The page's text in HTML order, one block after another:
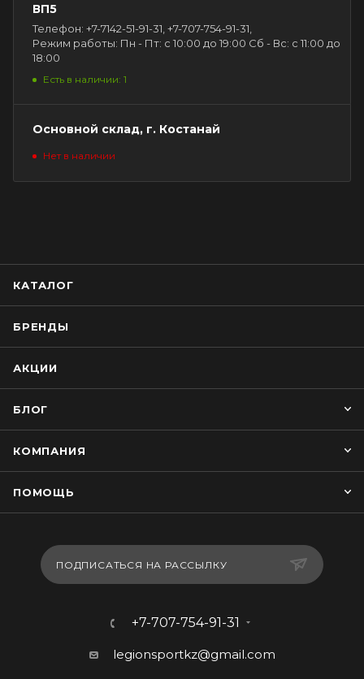
ВП5
Телефон: +7-7142-51-91-31, +7-707-754-91-31,
Режим работы: Пн - Пт: с 10:00 до 19:00 Сб - Вс: с 11:00 до
18:00
Есть в наличии: 1
Основной склад, г. Костанай
Нет в наличии
КАТАЛОГ
БРЕНДЫ
АКЦИИ
БЛОГ
КОМПАНИЯ
ПОМОЩЬ
ПОДПИСАТЬСЯ НА РАССЫЛКУ
+7-707-754-91-31
legionsportkz@gmail.com